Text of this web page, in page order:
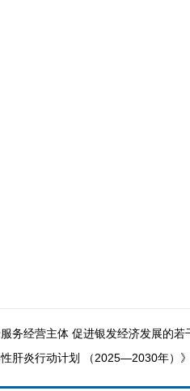
务经营主体 促进银发经济发展的若
肝炎行动计划 （2025—2030年）